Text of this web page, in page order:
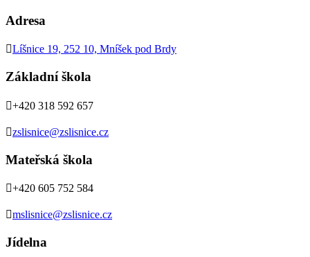
Adresa
Líšnice 19, 252 10, Mníšek pod Brdy
Základní škola
+420 318 592 657
zslisnice@zslisnice.cz
Mateřská škola
+420 605 752 584
mslisnice@zslisnice.cz
Jídelna